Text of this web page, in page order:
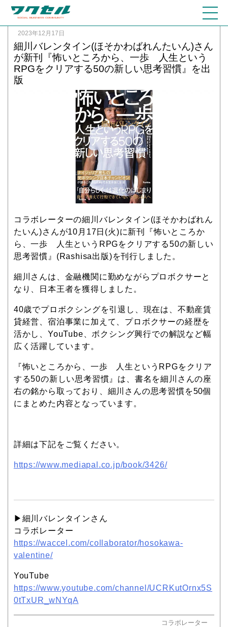
2023年12月17日
細川バレンタイン(ほそかわばれんたいん)さん
が新刊『怖いところから、一歩 人生という
RPGをクリアする50の新しい思考習慣』を出
版
コラボレーターの細川バレンタイン(ほそかわばれん
たいん)さんが10月17日(火)に新刊『怖いところか
ら、一歩 人生というRPGをクリアする50の新しい
思考習慣』(Rashisa出版)を刊行しました。
細川さんは、金融機関に勤めながらプロボクサーと
なり、日本王者を獲得しました。
40歳でプロボクシングを引退し、現在は、不動産賃
貸経営、宿泊事業に加えて、プロボクサーの経歴を
活かし、YouTube、ボクシング興行での解説など幅
広く活躍しています。
『怖いところから、一歩 人生というRPGをクリア
する50の新しい思考習慣』は、書名を細川さんの座
右の銘から取っており、細川さんの思考習慣を50個
にまとめた内容となっています。
詳細は下記をご覧ください。
https://www.mediapal.co.jp/book/3426/
▶︎細川バレンタインさん
コラボレーター
https://waccel.com/collaborator/hosokawa-
valentine/
YouTube
https://www.youtube.com/channel/UCRKutOrnx5S
0tTxUR_wNYqA
コラボレーター